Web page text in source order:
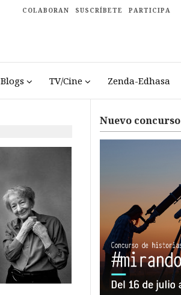
COLABORAN SUSCRÍBETE PARTICIPA
Blogs TV/Cine Zenda-Edhasa
Nuevo concurso